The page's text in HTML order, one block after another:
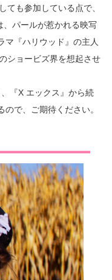
ても参加している点で、
パールが惹かれる映写
マ『ハリウッド』の主人
ショービズ界を想起させ
『X エックス』から続
で、ご期待ください。